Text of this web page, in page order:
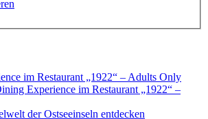
Experience im Restaurant „1922“ –